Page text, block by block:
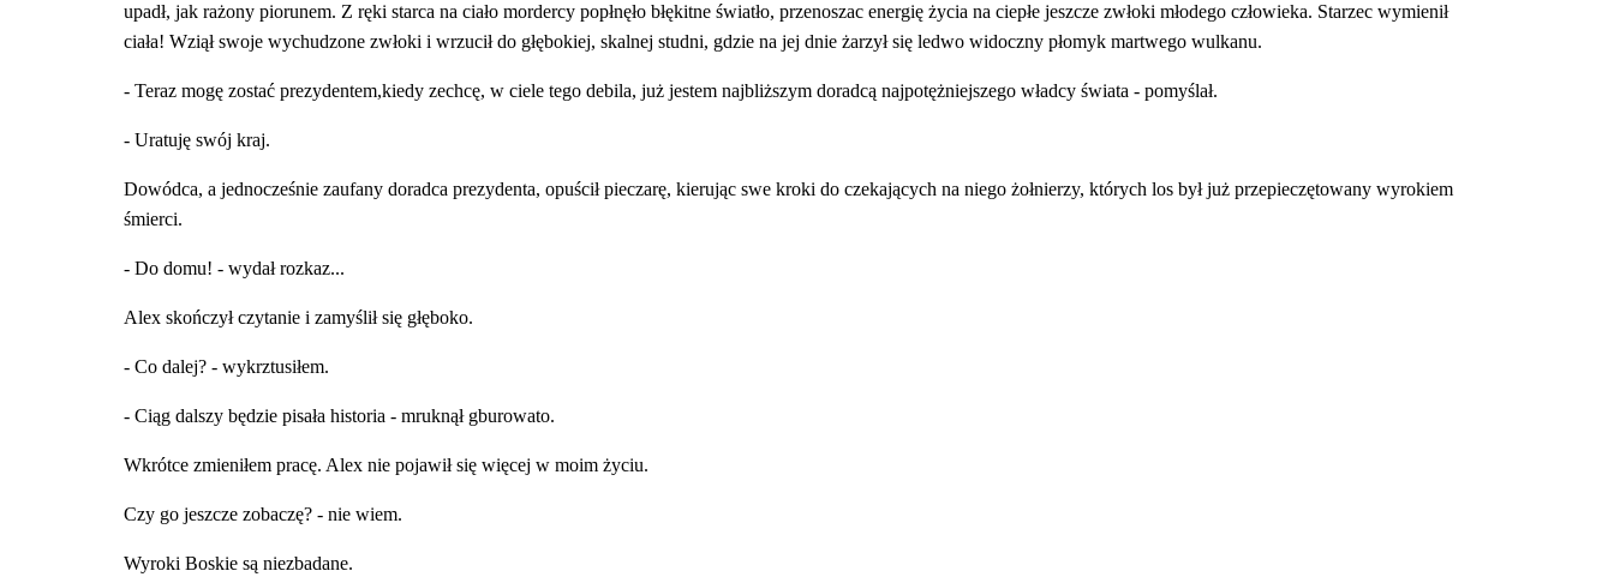
upadł, jak rażony piorunem. Z ręki starca na ciało mordercy popłnęło błękitne światło, przenoszac energię życia na ciepłe jeszcze zwłoki młodego człowieka. Starzec wymienił
ciała! Wziął swoje wychudzone zwłoki i wrzucił do głębokiej, skalnej studni, gdzie na jej dnie żarzył się ledwo widoczny płomyk martwego wulkanu.
- Teraz mogę zostać prezydentem,kiedy zechcę, w ciele tego debila, już jestem najbliższym doradcą najpotężniejszego władcy świata - pomyślał.
- Uratuję swój kraj.
Dowódca, a jednocześnie zaufany doradca prezydenta, opuścił pieczarę, kierując swe kroki do czekających na niego żołnierzy, których los był już przepieczętowany wyrokiem
śmierci.
- Do domu! - wydał rozkaz...
Alex skończył czytanie i zamyślił się głęboko.
- Co dalej? - wykrztusiłem.
- Ciąg dalszy będzie pisała historia - mruknął gburowato.
Wkrótce zmieniłem pracę. Alex nie pojawił się więcej w moim życiu.
Czy go jeszcze zobaczę? - nie wiem.
Wyroki Boskie są niezbadane.